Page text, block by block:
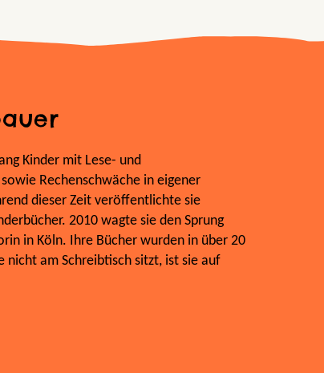
Kinder mit Lese- und
Rechenschwäche in eigener
dieser Zeit veröffentlichte sie
2010 wagte sie den Sprung
in Köln. Ihre Bücher wurden in über 20
nicht am Schreibtisch sitzt, ist sie auf